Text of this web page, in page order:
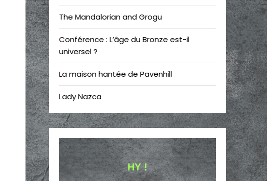
The Mandalorian and Grogu
Conférence : L’âge du Bronze est-il
universel ?
La maison hantée de Pavenhill
Lady Nazca
HY !